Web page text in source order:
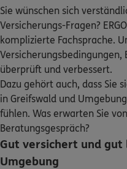
Bequem
Kontakt
Meine
Homepage
Ilka
Wilhelmstr. 19,
Homepage
Rainer
Am Steinort 22
(24.0 km)
Homepage
Sie wünschen sich
Versicherungs-Fragen?
komplizierte Fachsprache.
überprüft und verbessert.
Dazu gehört auch, dass Sie
in Greifswald und
fühlen. Was erwarten Sie
Beratungsgespräch?
Gut versichert und
Umgebung